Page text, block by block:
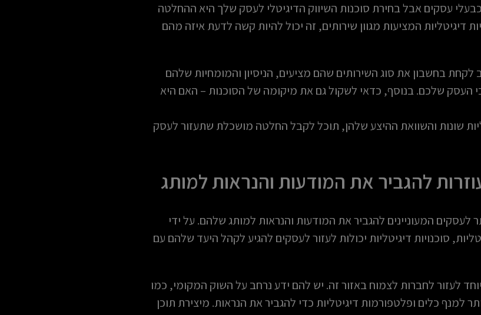
עסקים אבל בחירת סוכנות השיווק הדיגיטלי לעסק שלך היא ההחלטה
דיגיטליות המציעות מגוון שירותים, זה יכול להיות קשה לדעת איזה מהם
בחשבון את סוג השירותים שהם מציעים, הניסיון והמומחיות שלהם
העסק שלכם. בנוסף, כדאי לשקול גם את מיקומה של הסוכנות – האם היא
שונות והשוואת ההיצע שלהן, תוכל לקבל החלטה מושכלת שתעזור לעסק
להגביר את המודעות והנראות למותג
לעסקים המעוניינים להגביר את המודעות והנראות למותג שלהם. על ידי
סוכנויות דיגיטליות יכולות לעזור לעסקים להגיע לקהל היעד שלהם עם
לעזור לחברות לצמוח באזור זה. יש להם ידע נרחב על השוק המקומי, כמו
כלים ופלטפורמות דיגיטליות כדי להגביר את הנראות. מיצירת תוכן